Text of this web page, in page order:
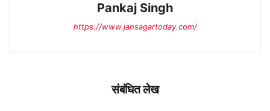
Pankaj Singh
https://www.jansagartoday.com/
संबंधित लेख